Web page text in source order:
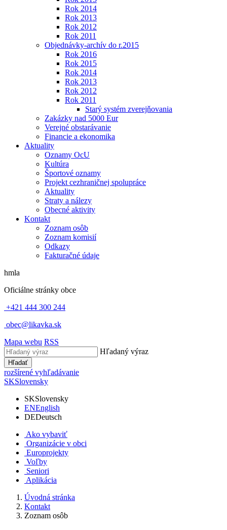
Rok 2014
Rok 2013
Rok 2012
Rok 2011
Objednávky-archív do r.2015
Rok 2016
Rok 2015
Rok 2014
Rok 2013
Rok 2012
Rok 2011
Starý systém zverejňovania
Zakázky nad 5000 Eur
Verejné obstarávanie
Financie a ekonomika
Aktuality
Oznamy OcU
Kultúra
Športové oznamy
Projekt cezhraničnej spolupráce
Aktuality
Straty a nálezy
Obecné aktivity
Kontakt
Zoznam osôb
Zoznam komisií
Odkazy
Fakturačné údaje
hmla
Oficiálne stránky obce
+421 444 300 244
obec@likavka.sk
Mapa webu RSS
Hľadaný výraz
Hľadať
rozšírené vyhľadávanie
SKSlovensky
SKSlovensky
ENEnglish
DEDeutsch
Ako vybaviť
Organizácie v obci
Europrojekty
Voľby
Seniori
Aplikácia
Úvodná stránka
Kontakt
Zoznam osôb